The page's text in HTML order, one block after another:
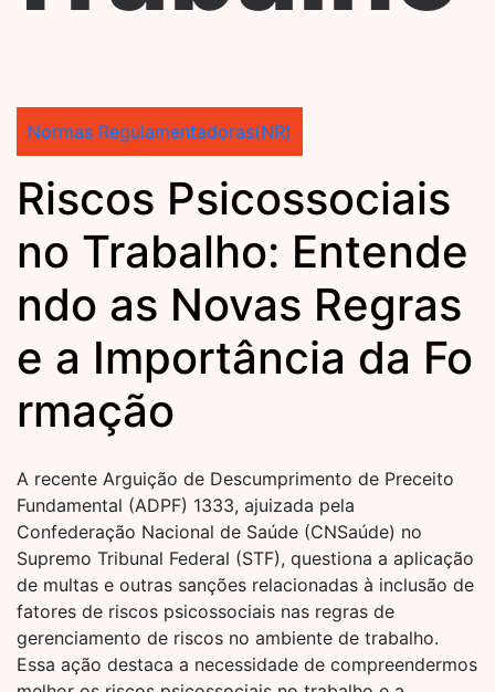
Normas Regulamentadoras(NR)
Riscos Psicossociais
no Trabalho: Entende
ndo as Novas Regras
e a Importância da Fo
rmação
A recente Arguição de Descumprimento de Preceito
Fundamental (ADPF) 1333, ajuizada pela
Confederação Nacional de Saúde (CNSaúde) no
Supremo Tribunal Federal (STF), questiona a aplicação
de multas e outras sanções relacionadas à inclusão de
fatores de riscos psicossociais nas regras de
gerenciamento de riscos no ambiente de trabalho.
Essa ação destaca a necessidade de compreendermos